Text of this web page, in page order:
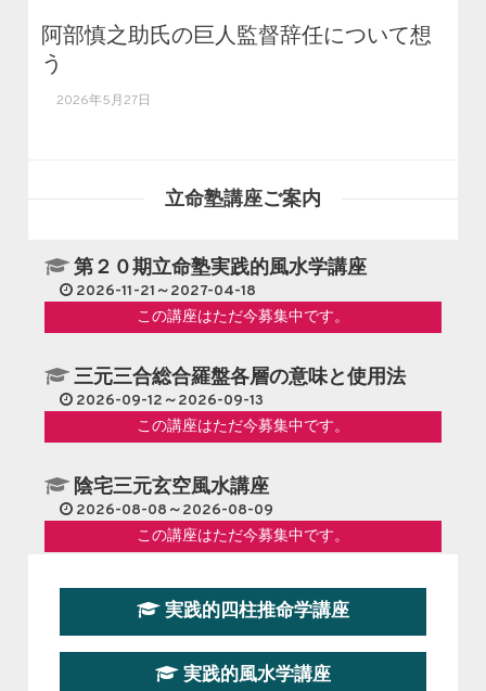
阿部慎之助氏の巨人監督辞任について想
う
2026年5月27日
立命塾講座ご案内
第２０期立命塾実践的風水学講座
2026-11-21～2027-04-18
この講座はただ今募集中です。
三元三合総合羅盤各層の意味と使用法
2026-09-12～2026-09-13
この講座はただ今募集中です。
陰宅三元玄空風水講座
2026-08-08～2026-08-09
この講座はただ今募集中です。
第１９期立命塾『実践的易学講座』
2026-08-22～2026-10-25
実践的四柱推命学講座
実践的風水学講座